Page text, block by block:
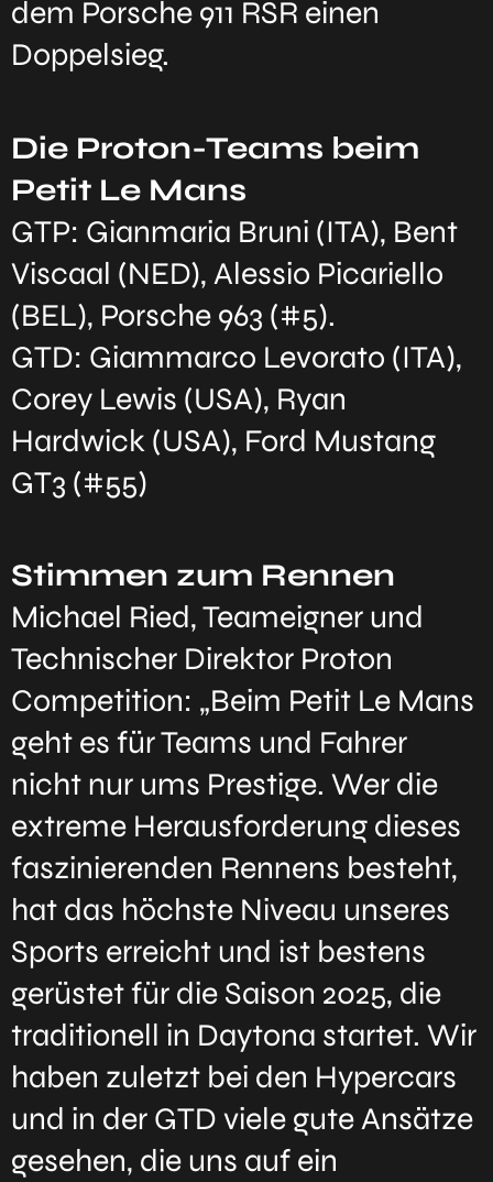
dem Porsche 911 RSR einen
Doppelsieg.
Die Proton-Teams beim
Petit Le Mans
GTP: Gianmaria Bruni (ITA), Bent
Viscaal (NED), Alessio Picariello
(BEL), Porsche 963 (#5).
GTD: Giammarco Levorato (ITA),
Corey Lewis (USA), Ryan
Hardwick (USA), Ford Mustang
GT3 (#55)
Stimmen zum Rennen
Michael Ried, Teameigner und
Technischer Direktor Proton
Competition: „Beim Petit Le Mans
geht es für Teams und Fahrer
nicht nur ums Prestige. Wer die
extreme Herausforderung dieses
faszinierenden Rennens besteht,
hat das höchste Niveau unseres
Sports erreicht und ist bestens
gerüstet für die Saison 2025, die
traditionell in Daytona startet. Wir
haben zuletzt bei den Hypercars
und in der GTD viele gute Ansätze
gesehen, die uns auf ein